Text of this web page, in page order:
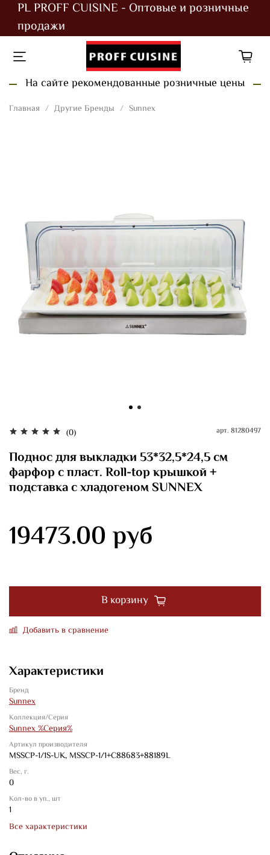
PL PROFF CUISINE - Оптовые и розничные
продажи
На сайте рекомендованные розничные цены
Главная Другие Бренды Sunnex
(0) арт. 81280497
Поднос для выкладки 53*32,5*24,5 см
фарфор с пласт. Roll-top крышкой +
подставка с хладогеном SUNNEX
19473.00 руб
В корзину
Добавить в сравнение
Характеристики
Бренд
Sunnex
Коллекция/Серия
Sunnex %Серия%
Артикул производителя
MSSCP-1/1S-UK, MSSCP-1/1+C88683+88189L
Вес, г.
0
Кол-во в уп., шт
1
Все характеристики